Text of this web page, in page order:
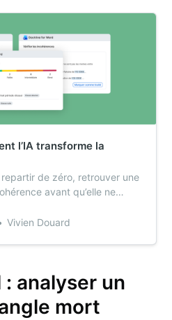
l’IA transforme la
de zéro, retrouver une
avant qu’elle ne
Aujourd’hui, l’IA change
Vivien Douard
analyser un
mort
inbox